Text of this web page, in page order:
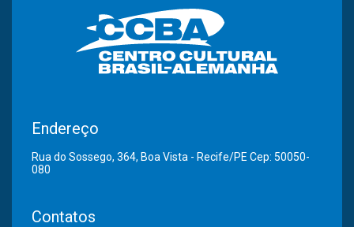
Endereço
Rua do Sossego, 364, Boa Vista - Recife/PE Cep: 50050-
080
Contatos